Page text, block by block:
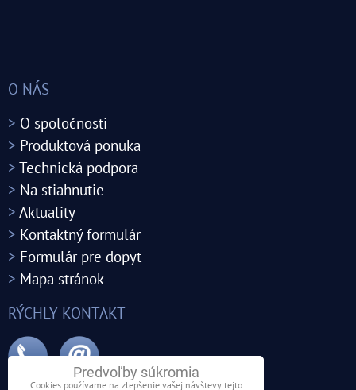
O NÁS
> O spoločnosti
> Produktová ponuka
> Technická podpora
> Na stiahnutie
> Aktuality
> Kontaktný formulár
> Formulár pre dopyt
> Mapa stránok
RÝCHLY KONTAKT
Predvoľby súkromia
Cookies používame na zlepšenie vašej návštevy tejto